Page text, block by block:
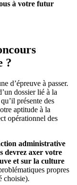
à votre futur
?
d’épreuve à passer.
dossier lié à la
présente des
aptitude à la
opérationnel des
administrative
devrez axer votre
et sur la culture
propres
choisie).